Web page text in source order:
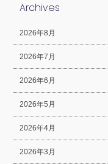
Archives
2026年8月
2026年7月
2026年6月
2026年5月
2026年4月
2026年3月